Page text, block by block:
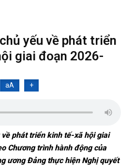
yếu về phát triển
giai đoạn 2026-
aA +
về phát triển kinh tế-xã hội giai
Chương trình hành động của
ương Đảng thực hiện Nghị quyết